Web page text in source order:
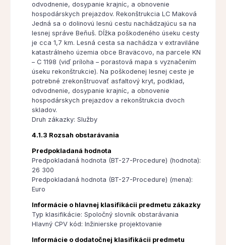
odvodnenie, dosypanie krajníc, a obnovenie
hospodárskych prejazdov. Rekonštrukcia LC Maková
Jedná sa o dolinovú lesnú cestu nachádzajúcu sa na
lesnej správe Beňuš. Dĺžka poškodeného úseku cesty
je cca 1,7 km. Lesná cesta sa nachádza v extraviláne
katastrálneho územia obce Braväcovo, na parcele KN
– C 1198 (viď príloha – porastová mapa s vyznačením
úseku rekonštrukcie). Na poškodenej lesnej ceste je
potrebné zrekonštruovať asfaltový kryt, podklad,
odvodnenie, dosypanie krajníc, a obnovenie
hospodárskych prejazdov a rekonštrukcia dvoch
skladov.
Druh zákazky: Služby
4.1.3 Rozsah obstarávania
Predpokladaná hodnota
Predpokladaná hodnota (BT-27-Procedure) (hodnota):
26 300
Predpokladaná hodnota (BT-27-Procedure) (mena):
Euro
Informácie o hlavnej klasifikácii predmetu zákazky
Typ klasifikácie: Spoločný slovník obstarávania
Hlavný CPV kód: Inžinierske projektovanie
Informácie o dodatočnej klasifikácii predmetu